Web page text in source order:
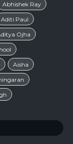
Abhishek Ray
Aditi Paul
Ojha
Aisha